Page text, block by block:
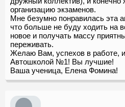
организацию экзаменов.
Мне безумно понравилась эта
что больше не буду ходить на
новое и получать массу
переживать.
Желаю Вам, успехов в работе, и
Автошколой №1! Вы лучшие!
Ваша ученица, Елена Фомина!